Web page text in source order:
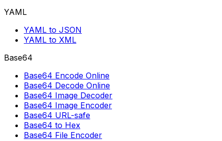
YAML
YAML to JSON
YAML to XML
Base64
Base64 Encode Online
Base64 Decode Online
Base64 Image Decoder
Base64 Image Encoder
Base64 URL-safe
Base64 to Hex
Base64 File Encoder